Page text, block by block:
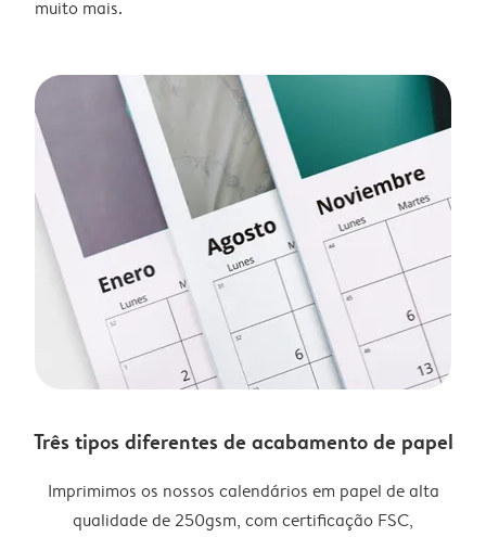
muito mais.
Três tipos diferentes de acabamento de papel
Imprimimos os nossos calendários em papel de alta
qualidade de 250gsm, com certificação FSC,